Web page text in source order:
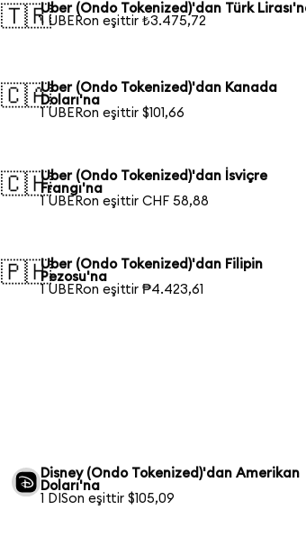
🇹🇷Uber (Ondo Tokenized)'dan Türk
1 UBERon eşittir ₺3.475,72
🇨🇦Uber (Ondo Tokenized)'dan Kanada
Doları'na
1 UBERon eşittir $101,66
🇨🇭Uber (Ondo Tokenized)'dan İsviçre
Frangı'na
1 UBERon eşittir CHF 58,88
🇵🇭Uber (Ondo Tokenized)'dan Filipin
Pezosu'na
1 UBERon eşittir ₱4.423,61
Disney (Ondo Tokenized)'dan Amerikan
Doları'na
1 DISon eşittir $105,09